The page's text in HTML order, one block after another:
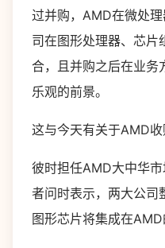
过并购，AMD在微处
司在图形处理器、芯片
合，且并购之后在业务
乐观的前景。
这与今天有关于AMD收
彼时担任AMD大中华
者问时表示，两大公司
图形芯片将集成在AMD